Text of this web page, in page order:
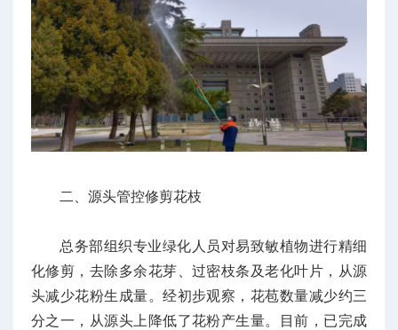
二、源头管控修剪花枝
总务部组织专业绿化人员对易致敏植物进行精细
化修剪，去除多余花芽、过密枝条及老化叶片，从源
头减少花粉生成量。经初步观察，花苞数量减少约三
分之一，从源头上降低了花粉产生量。目前，已完成